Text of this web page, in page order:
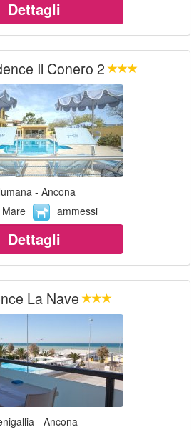
Dettagli
Il Conero 2
- Ancona
Mare
ammessi
Dettagli
La Nave
- Ancona